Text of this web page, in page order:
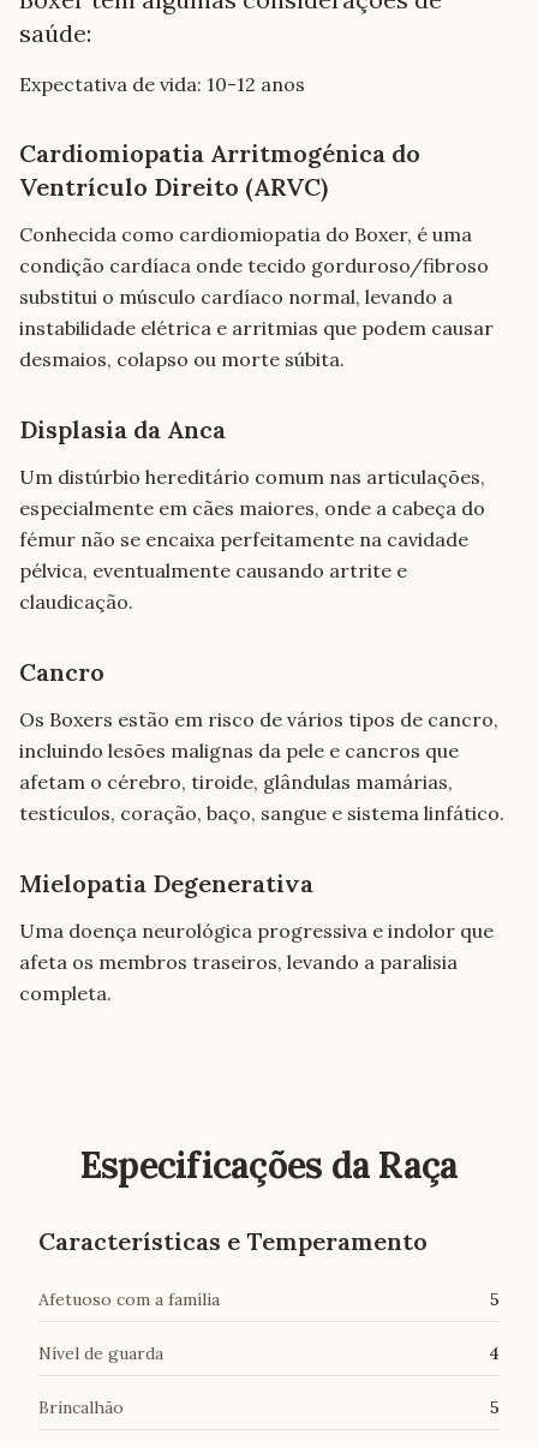
saúde:
Expectativa de vida: 10-12 anos
Cardiomiopatia Arritmogénica do
Ventrículo Direito (ARVC)
Conhecida como cardiomiopatia do Boxer, é uma
condição cardíaca onde tecido gorduroso/fibroso
substitui o músculo cardíaco normal, levando a
instabilidade elétrica e arritmias que podem causar
desmaios, colapso ou morte súbita.
Displasia da Anca
Um distúrbio hereditário comum nas articulações,
especialmente em cães maiores, onde a cabeça do
fémur não se encaixa perfeitamente na cavidade
pélvica, eventualmente causando artrite e
claudicação.
Cancro
Os Boxers estão em risco de vários tipos de cancro,
incluindo lesões malignas da pele e cancros que
afetam o cérebro, tiroide, glândulas mamárias,
testículos, coração, baço, sangue e sistema linfático.
Mielopatia Degenerativa
Uma doença neurológica progressiva e indolor que
afeta os membros traseiros, levando a paralisia
completa.
Especificações da Raça
Características e Temperamento
Afetuoso com a família 5
Nível de guarda 4
Brincalhão 5